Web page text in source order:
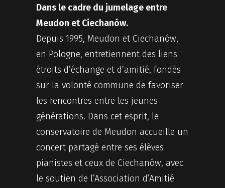
Dans le cadre du jumelage entre
Meudon et Ciechanów.
Depuis 1995, Meudon et Ciechanów,
en Pologne, entretiennent des liens
étroits d’échange et d’amitié, fondés
sur la volonté commune de favoriser
les rencontres entre les jeunes
générations. Dans cet esprit, le
conservatoire de Meudon accueille un
concert partagé entre ses élèves
pianistes et ceux de Ciechanów, avec
le soutien de l’Association d’Amitié